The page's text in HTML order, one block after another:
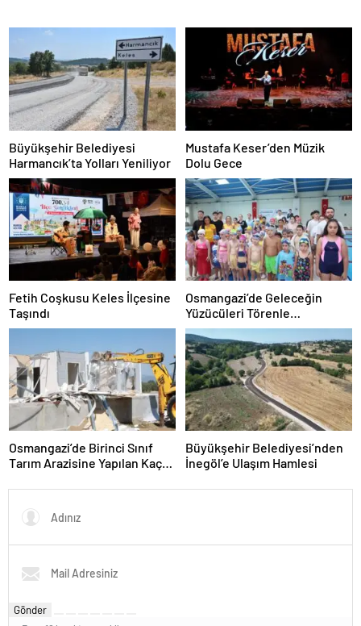
Büyükşehir Belediyesi
Harmancık’ta Yolları Yeniliyor
Mustafa Keser’den Müzik
Dolu Gece
Fetih Coşkusu Keles İlçesine
Taşındı
Osmangazi’de Geleceğin
Yüzücüleri Törenle
Sertifikalarını Aldı
Osmangazi’de Birinci Sınıf
Tarım Arazisine Yapılan Kaçak
Büyükşehir Belediyesi’nden
İnegöl’e Ulaşım Hamlesi
Gönder